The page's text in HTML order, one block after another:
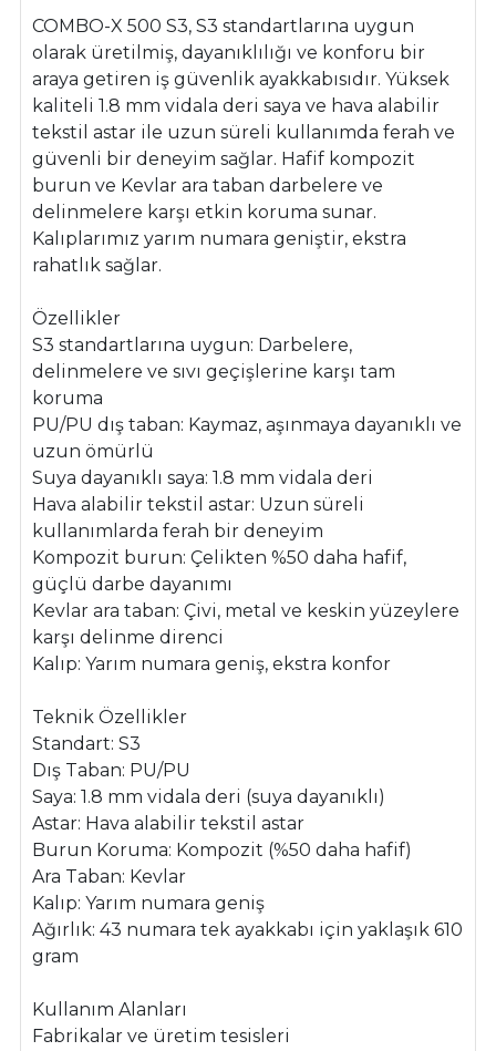
COMBO-X 500 S3, S3 standartlarına uygun
olarak üretilmiş, dayanıklılığı ve konforu bir
araya getiren iş güvenlik ayakkabısıdır. Yüksek
kaliteli 1.8 mm vidala deri saya ve hava alabilir
tekstil astar ile uzun süreli kullanımda ferah ve
güvenli bir deneyim sağlar. Hafif kompozit
burun ve Kevlar ara taban darbelere ve
delinmelere karşı etkin koruma sunar.
Kalıplarımız yarım numara geniştir, ekstra
rahatlık sağlar.
Özellikler
S3 standartlarına uygun: Darbelere,
delinmelere ve sıvı geçişlerine karşı tam
koruma
PU/PU dış taban: Kaymaz, aşınmaya dayanıklı ve
uzun ömürlü
Suya dayanıklı saya: 1.8 mm vidala deri
Hava alabilir tekstil astar: Uzun süreli
kullanımlarda ferah bir deneyim
Kompozit burun: Çelikten %50 daha hafif,
güçlü darbe dayanımı
Kevlar ara taban: Çivi, metal ve keskin yüzeylere
karşı delinme direnci
Kalıp: Yarım numara geniş, ekstra konfor
Teknik Özellikler
Standart: S3
Dış Taban: PU/PU
Saya: 1.8 mm vidala deri (suya dayanıklı)
Astar: Hava alabilir tekstil astar
Burun Koruma: Kompozit (%50 daha hafif)
Ara Taban: Kevlar
Kalıp: Yarım numara geniş
Ağırlık: 43 numara tek ayakkabı için yaklaşık 610
gram
Kullanım Alanları
Fabrikalar ve üretim tesisleri